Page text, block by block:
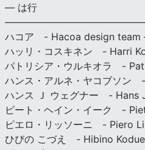
— は行
ハコア - Hacoa design team
ハッリ・コスキネン - Harri
パトリシア・ウルキオラ -
ハンス・アルネ・ヤコブソン
ハンス Ｊ ウェグナー - Hans
ピート・ヘイン・イーク -
ピエロ・リッソーニ - Piero
ひびの こづえ - Hibino